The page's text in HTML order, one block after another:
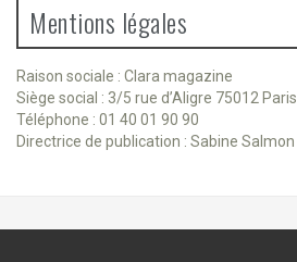
Mentions légales
Raison sociale : Clara magazine
Siège social : 3/5 rue d’Aligre 75012 Paris
Téléphone : 01 40 01 90 90
Directrice de publication : Sabine Salmon